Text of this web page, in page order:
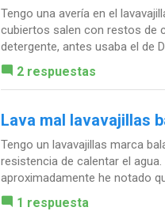
Tengo una avería en el
cubiertos salen con restos de
detergente, antes usaba el de
2 respuestas
Lava mal lavavajillas
Tengo un lavavajillas marca
resistencia de calentar el
aproximadamente he notado
1 respuesta